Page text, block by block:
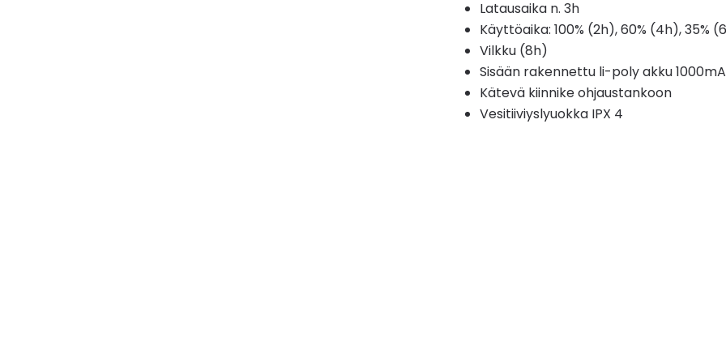
Latausaika n. 3h
Käyttöaika: 100% (2h), 60% (4h), 35%
Vilkku (8h)
Sisään rakennettu li-poly akku
Kätevä kiinnike ohjaustankoon
Vesitiiviyslyuokka IPX 4